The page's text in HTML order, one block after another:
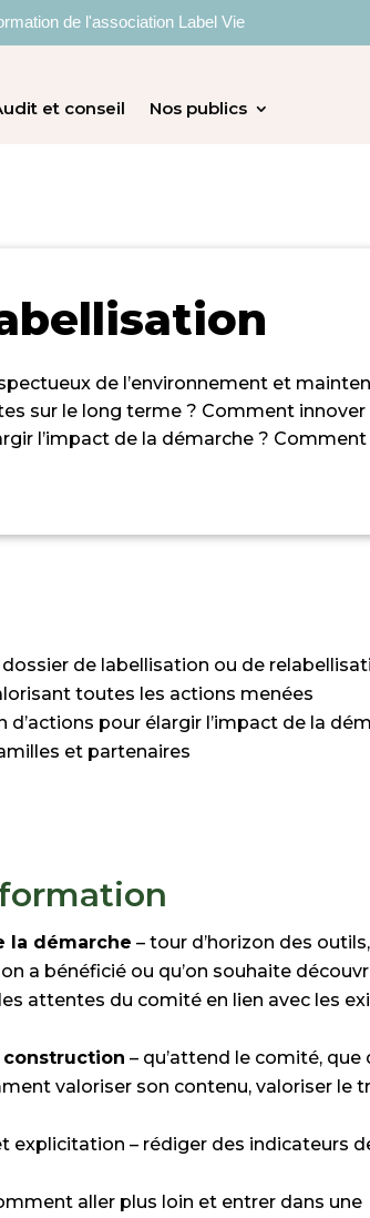
de l'association Label Vie
et conseil Nos publics
de l’environnement et
s sur le long terme ? Comment innover
l’impact de la démarche?
de labellisation ou de
toutes les actions menées
pour élargir l’impact de la
et partenaires
la démarche – tour d’horizon des
a bénéficié ou qu’on souhaite
attentes du comité en lien avec les
construction – qu’attend le comité, que
valoriser son contenu, valoriser le
explicitation – rédiger des indicateurs
aller plus loin et entrer dans une